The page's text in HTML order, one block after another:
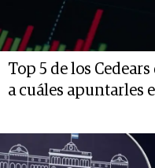
Top 5 de los
a cuáles apuntarles